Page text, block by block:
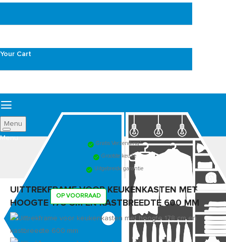
Your Cart
Menu
Gratis Verzending*
Grootste keuze
Uitgebreide garantie
UITTREKFRAME VOOR KEUKENKASTEN MET
HOOGTE 178 CM EN KASTBREEDTE 600 MM
OP VOORRAAD